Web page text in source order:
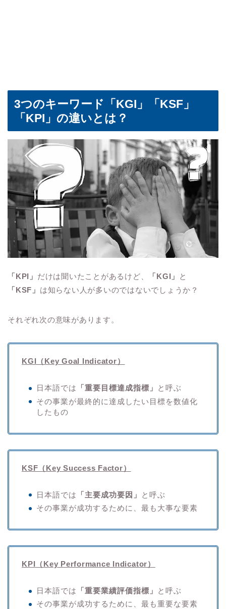
3つのキーワード「KGI」「KSF」
「KPI」の違いとは？
「KPI」 だけは聞いたことがあるけど、 「KGI」
と
「KSF」 は知らない人が多いのではないでしょうか？
それぞれ次の意味があります。
KGI（Key Goal Indicator）
日本語では 「重要目標達成指標」
と呼ぶ
その事業が最終的に達成したい目標を数値化
したもの
KSF（Key Success Factor）
日本語では 「主要成功要因」
と呼ぶ
その事業が成功するために、最も大事な要素
KPI（Key Performance Indicator）
日本語では 「重要業績評価指標」
と呼ぶ
その事業が成功するために、最も重要な要素